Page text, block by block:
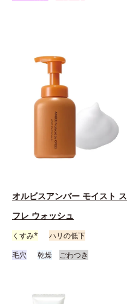
オルビスアンバー モイスト ス
フレ ウォッシュ
くすみ*
ハリの低下
毛穴
乾燥 ごわつき